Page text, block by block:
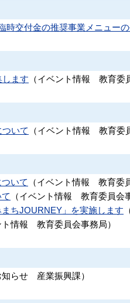
時交付金の推奨事業メニュー
ます （イベント情報 教育委
いて （イベント情報 教育委
いて （イベント情報 教育委
（イベント情報 教育委員会
ちJOURNEY」を実施します
情報 教育委員会事務局）
らせ 産業振興課）